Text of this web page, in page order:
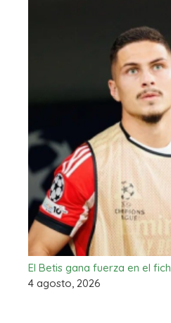
El Betis gana fuerza en el
4 agosto, 2026